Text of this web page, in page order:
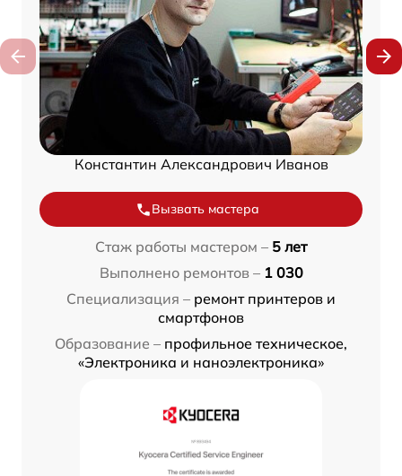
Константин Александрович Иванов
Вызвать мастера
Стаж работы мастером – 5 лет
Выполнено ремонтов – 1 030
Специализация – ремонт принтеров и
смартфонов
Образование – профильное техническое,
«Электроника и наноэлектроника»